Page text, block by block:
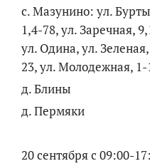
с. Мазунино: ул.
1,4-78, ул. Заречная,
ул. Одина, ул.
23, ул. Молодежная, 1-
д. Блины
д. Пермяки
20 сентября с 09:00-